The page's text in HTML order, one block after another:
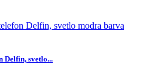
Delfin, svetlo...